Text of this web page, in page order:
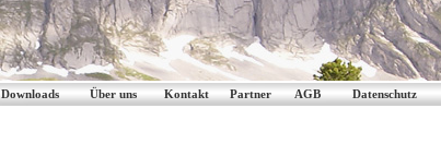
Downloads Über uns Kontakt Partner AGB
Datenschutz